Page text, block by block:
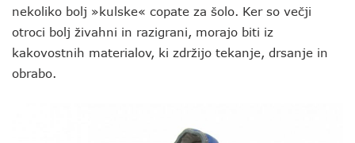
nekoliko bolj »kulske« copate za šolo. Ker so večji
otroci bolj živahni in razigrani, morajo biti iz
kakovostnih materialov, ki zdržijo tekanje, drsanje in
obrabo.